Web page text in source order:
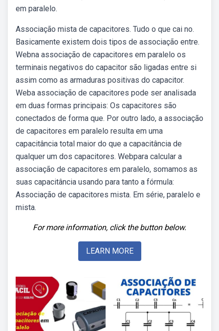
em paralelo.
Associação mista de capacitores. Tudo o que cai no.
Basicamente existem dois tipos de associação entre.
Webna associação de capacitores em paralelo os
terminais negativos do capacitor são ligadas entre si
assim como as armaduras positivas do capacitor.
Weba associação de capacitores pode ser analisada
em duas formas principais: Os capacitores são
conectados de forma que. Por outro lado, a associação
de capacitores em paralelo resulta em uma
capacitância total maior do que a capacitância de
qualquer um dos capacitores. Webpara calcular a
associação de capacitores em paralelo, somamos as
suas capacitância usando para tanto a fórmula:
Associação de capacitores mista. Em série, paralelo e
mista.
For more information, click the button below.
LEARN MORE